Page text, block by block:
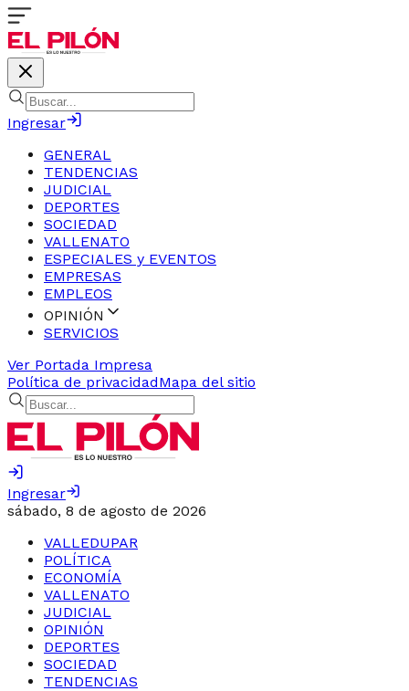
Ingresar
GENERAL
TENDENCIAS
JUDICIAL
DEPORTES
SOCIEDAD
VALLENATO
ESPECIALES y EVENTOS
EMPRESAS
EMPLEOS
OPINIÓN
SERVICIOS
Ver Portada Impresa
Política de privacidadMapa del sitio
Ingresar
sábado, 8 de agosto de 2026
VALLEDUPAR
POLÍTICA
ECONOMÍA
VALLENATO
JUDICIAL
OPINIÓN
DEPORTES
SOCIEDAD
TENDENCIAS